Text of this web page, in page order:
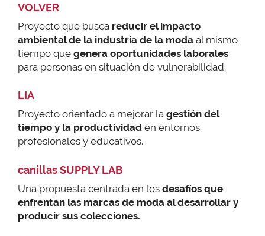
VOLVER
Proyecto que busca reducir el impacto
ambiental de la industria de la moda al mismo
tiempo que genera oportunidades laborales
para personas en situación de vulnerabilidad.
LIA
Proyecto orientado a mejorar la gestión del
tiempo y la productividad en entornos
profesionales y educativos.
canillas SUPPLY LAB
Una propuesta centrada en los desafíos que
enfrentan las marcas de moda al desarrollar y
producir sus colecciones.